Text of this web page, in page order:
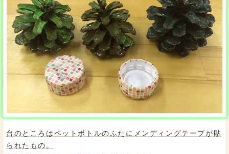
台のところはペットボトルのふたにメンディングテープが貼
られたもの。